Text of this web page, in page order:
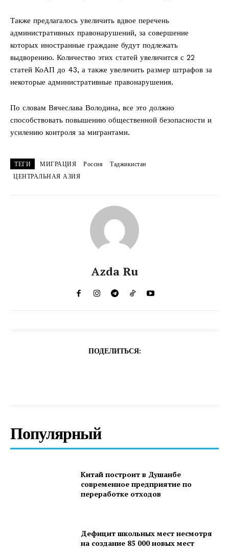
Также предлагалось увеличить вдвое перечень
административных правонарушений, за совершение
которых иностранные граждане будут подлежать
выдворению. Количество этих статей увеличится с 22
статей КоАП до 43, а также увеличить размер штрафов за
некоторые административные правонарушения.
По словам Вячеслава Володина, все это должно
способствовать повышению общественной безопасности и
усилению контроля за мигрантами.
ТЕГИ МИГРАЦИЯ Россия
Таджикистан
ЦЕНТРАЛЬНАЯ АЗИЯ
Azda Ru
ПОДЕЛИТЬСЯ:
Популярный
Китай построит в Душанбе
современное предприятие по
переработке отходов
Дефицит школьных мест несмотря
на создание 85 000 новых мест